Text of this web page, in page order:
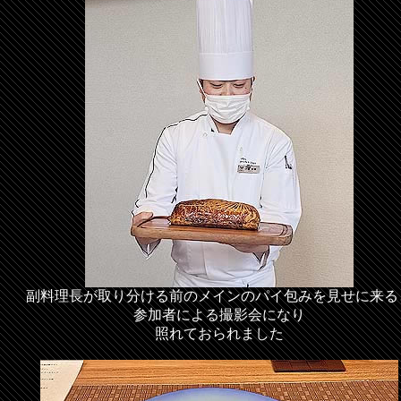
副料理長が取り分ける前のメインのパイ包みを見せに来る
参加者による撮影会になり
照れておられました